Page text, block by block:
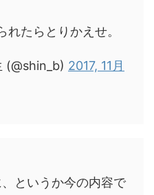
たらとりかえせ。
(@shin_b) 2017, 11月
というか今の内容で